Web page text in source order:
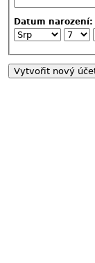
Datum narození: